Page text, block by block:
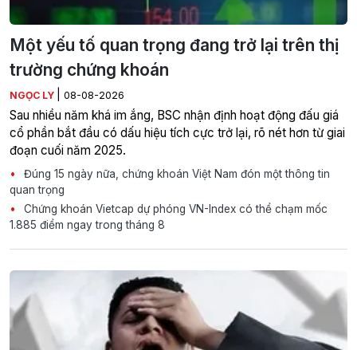
Một yếu tố quan trọng đang trở lại trên thị
trường chứng khoán
NGỌC LY 08-08-2026
Sau nhiều năm khá im ắng, BSC nhận định hoạt động đấu giá
cổ phần bắt đầu có dấu hiệu tích cực trở lại, rõ nét hơn từ giai
đoạn cuối năm 2025.
Đúng 15 ngày nữa, chứng khoán Việt Nam đón một thông tin
quan trọng
Chứng khoán Vietcap dự phóng VN-Index có thể chạm mốc
1.885 điểm ngay trong tháng 8